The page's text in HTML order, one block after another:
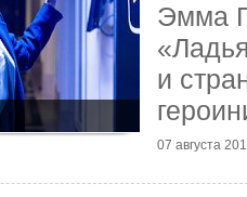
Эмма
и
07 августа